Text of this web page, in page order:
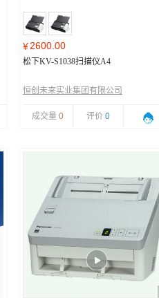
¥2600.00
松下KV-S1038扫描仪A4
恒创未来实业集团有限公司
成交量 0 评价 0